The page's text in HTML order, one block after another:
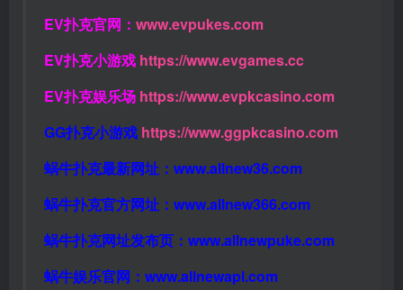
EV扑克官网： www.evpukes.com
EV扑克小游戏 https://www.evgames.cc
EV扑克娱乐场 https://www.evpkcasino.com
GG扑克小游戏 https://www.ggpkcasino.com
蜗牛扑克最新网址： www.allnew36.com
蜗牛扑克官方网址： www.allnew366.com
蜗牛扑克网址发布页： www.allnewpuke.com
蜗牛娱乐官网： www.allnewapl.com